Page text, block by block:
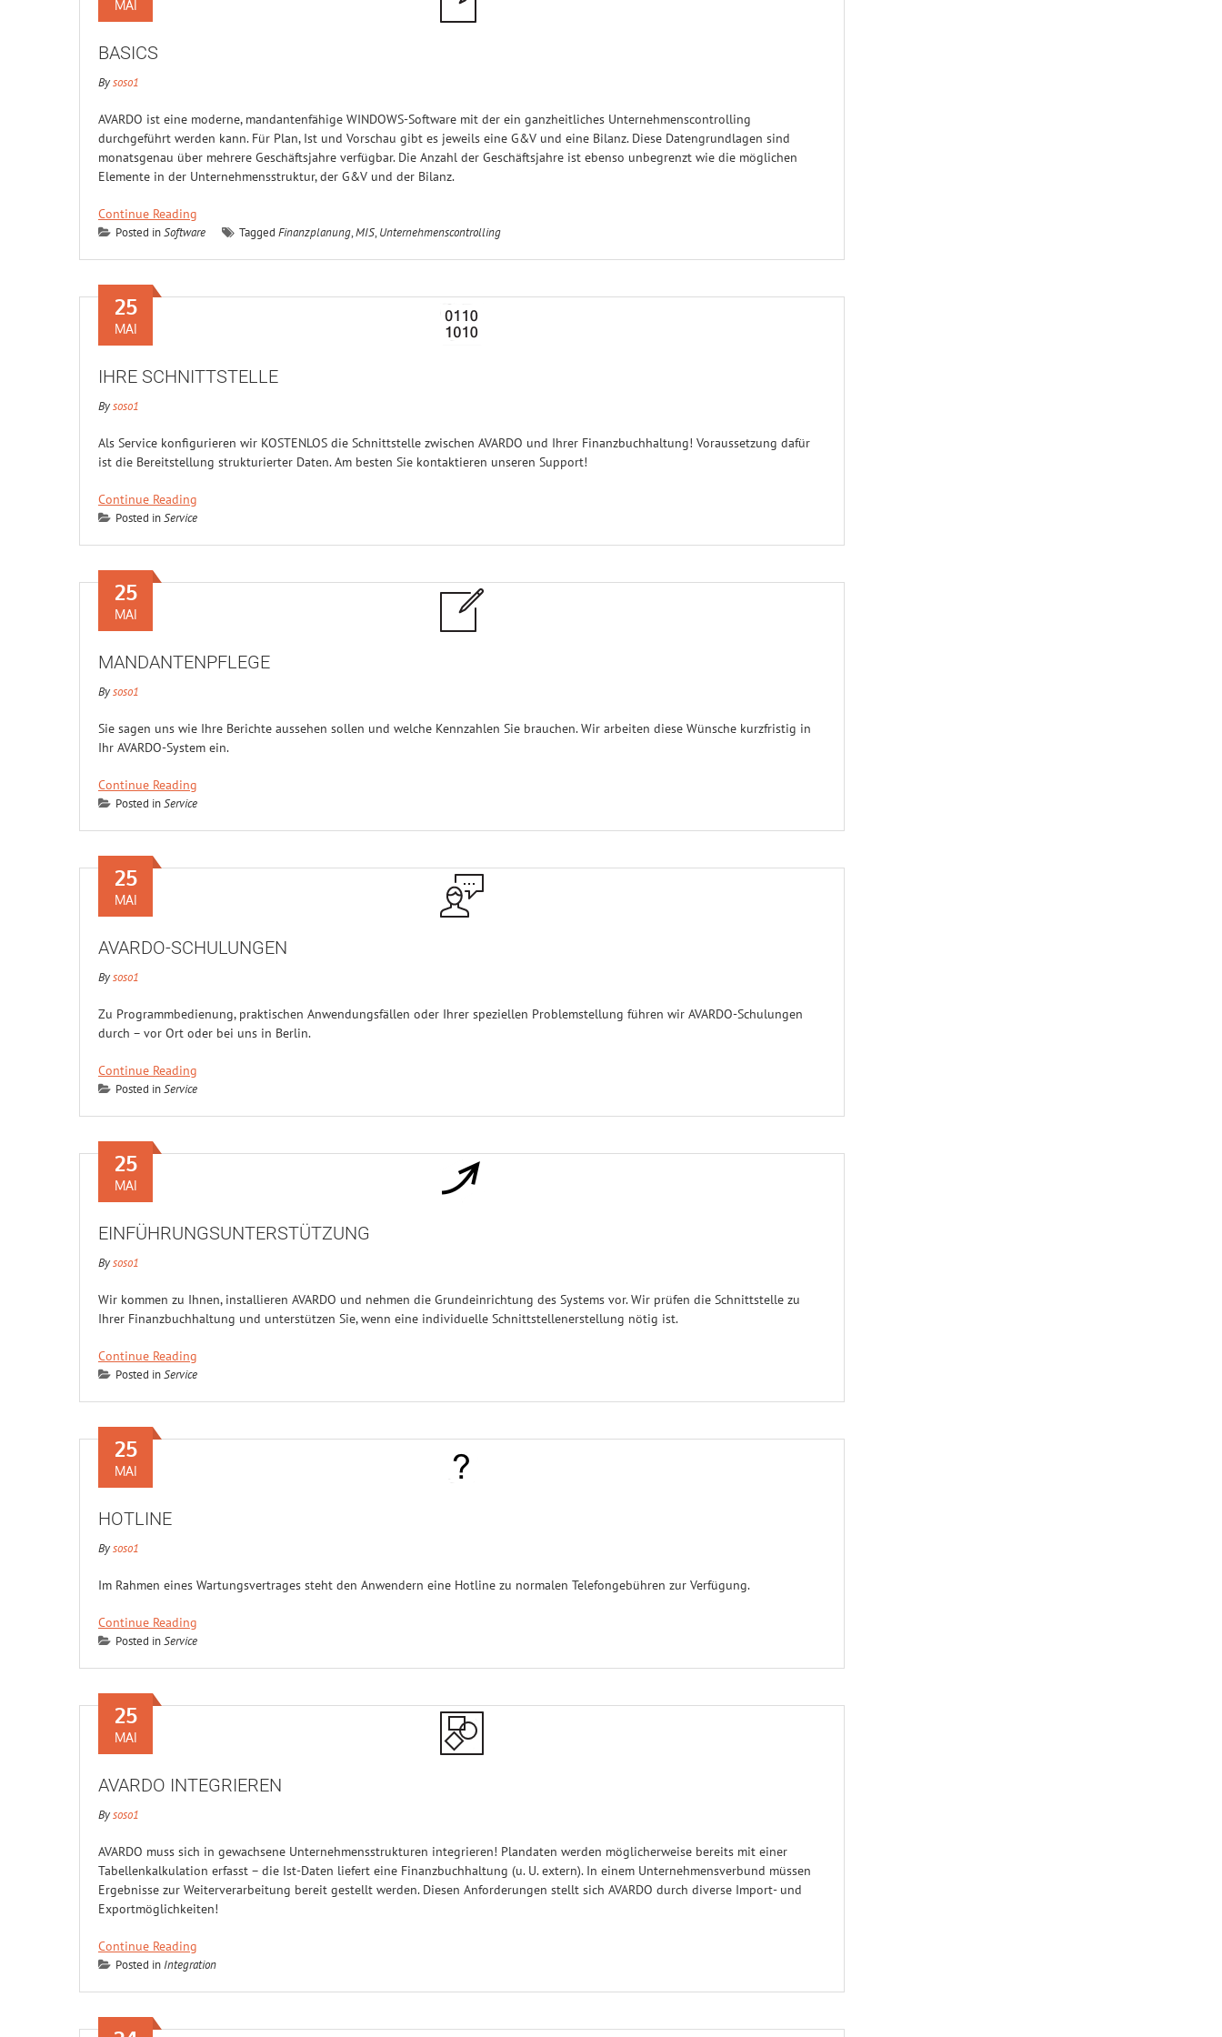
BASICS
MAI
Bysoso1
AVARDO ist eine moderne, mandantenfähige WINDOWS-Software mit der ein ganzheitliches Unternehmenscontrolling
durchgeführt werden kann. Für Plan, Ist und Vorschau gibt es jeweils eine G&V und eine Bilanz. Diese Datengrundlagen sind
monatsgenau über mehrere Geschäftsjahre verfügbar. Die Anzahl der Geschäftsjahre ist ebenso unbegrenzt wie die möglichen
Elemente in der Unternehmensstruktur, der G&V und der Bilanz.
Continue Reading
Posted inSoftware Tagged Finanzplanung,MIS, Unternehmenscontrolling
IHRE SCHNITTSTELLE
25
MAI
Bysoso1
Als Service konfigurieren wir KOSTENLOS die Schnittstelle zwischen AVARDO und Ihrer Finanzbuchhaltung! Voraussetzung dafür
ist die Bereitstellung strukturierter Daten. Am besten Sie kontaktieren unseren Support!
Continue Reading
Posted inService
MANDANTENPFLEGE
25
MAI
Bysoso1
Sie sagen uns wie Ihre Berichte aussehen sollen und welche Kennzahlen Sie brauchen. Wir arbeiten diese Wünsche kurzfristig in
Ihr AVARDO-System ein.
Continue Reading
Posted inService
AVARDO-SCHULUNGEN
25
MAI
Bysoso1
Zu Programmbedienung, praktischen Anwendungsfällen oder Ihrer speziellen Problemstellung führen wir AVARDO-Schulungen
durch – vor Ort oder bei uns in Berlin.
Continue Reading
Posted inService
EINFÜHRUNGSUNTERSTÜTZUNG
25
MAI
Bysoso1
Wir kommen zu Ihnen, installieren AVARDO und nehmen die Grundeinrichtung des Systems vor. Wir prüfen die Schnittstelle zu
Ihrer Finanzbuchhaltung und unterstützen Sie, wenn eine individuelle Schnittstellenerstellung nötig ist.
Continue Reading
Posted inService
HOTLINE
25
MAI
Bysoso1
Im Rahmen eines Wartungsvertrages steht den Anwendern eine Hotline zu normalen Telefongebühren zur Verfügung.
Continue Reading
Posted inService
AVARDO INTEGRIEREN
25
MAI
Bysoso1
AVARDO muss sich in gewachsene Unternehmensstrukturen integrieren! Plandaten werden möglicherweise bereits mit einer
Tabellenkalkulation erfasst – die Ist-Daten liefert eine Finanzbuchhaltung (u. U. extern). In einem Unternehmensverbund müssen
Ergebnisse zur Weiterverarbeitung bereit gestellt werden. Diesen Anforderungen stellt sich AVARDO durch diverse Import- und
Exportmöglichkeiten!
Continue Reading
Posted in Integration